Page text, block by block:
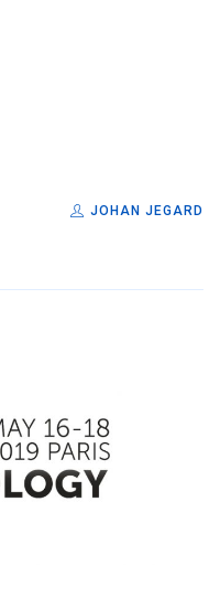
JOHAN JEGARD